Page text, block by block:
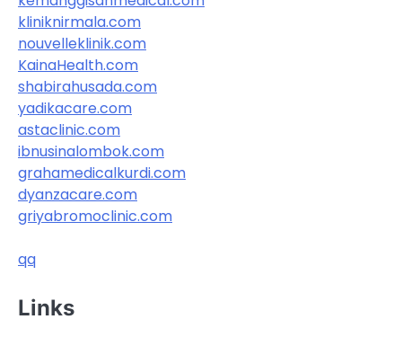
kliniknirmala.com
nouvelleklinik.com
KainaHealth.com
shabirahusada.com
yadikacare.com
astaclinic.com
ibnusinalombok.com
grahamedicalkurdi.com
dyanzacare.com
griyabromoclinic.com
qq
Links